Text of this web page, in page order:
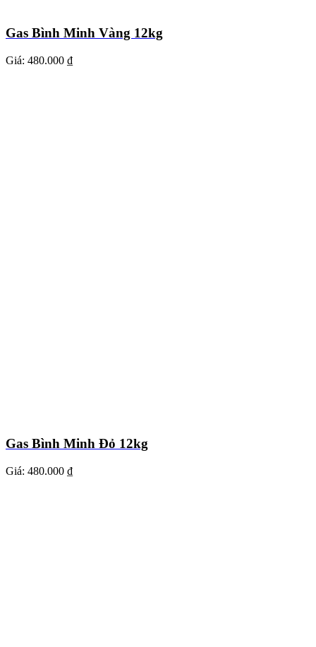
Gas Bình Minh Vàng 12kg
Giá: 480.000 ₫
Gas Bình Minh Đỏ 12kg
Giá: 480.000 ₫